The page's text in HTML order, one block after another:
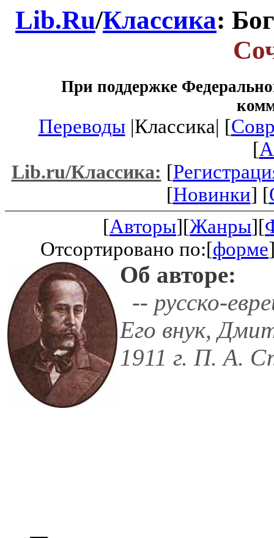
Lib.Ru/Классика:
При поддержке
Переводы|Классика| [
[
Lib.ru/Классика: [
[Новинки] [
[Авторы][Жанры][
Отсортировано по:[форме
Об авторе:
-- русско-
Его внук,
1911 г. П. А.